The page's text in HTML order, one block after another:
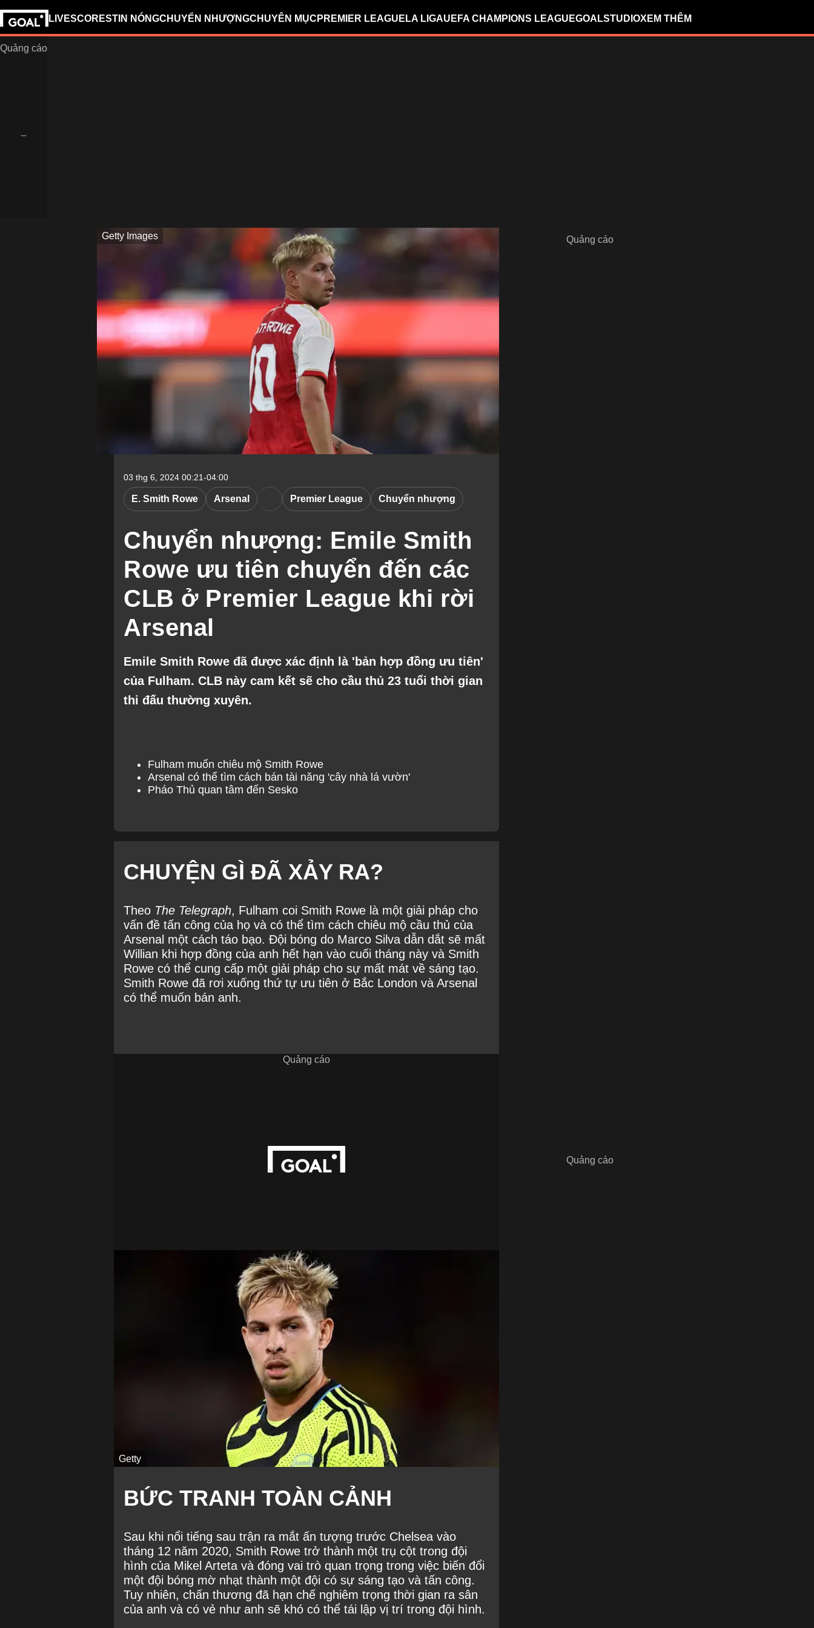
LIVESCORESTIN NÓNGCHUYỂN NHƯỢNGCHUYÊN MỤC PREMIER LEAGUE LA LIGAUEFA CHAMPIONS LEAGUEGOALSTUDIOXEM THÊM
Getty Images
03 thg 6, 2024 00:21-04:00
Chuyển nhượng: Emile Smith
Rowe ưu tiên chuyển đến các
CLB ở Premier League khi rời
Arsenal
E. Smith Rowe Arsenal Premier League Chuyển nhượng
Emile Smith Rowe đã được xác định là 'bản hợp đồng ưu tiên'
của Fulham. CLB này cam kết sẽ cho cầu thủ 23 tuổi thời gian
thi đấu thường xuyên.
Fulham muốn chiêu mộ Smith Rowe
Arsenal có thể tìm cách bán tài năng 'cây nhà lá vườn'
Pháo Thủ quan tâm đến Sesko
CHUYỆN GÌ ĐÃ XẢY RA?
Theo The Telegraph, Fulham coi Smith Rowe là một giải pháp cho
vấn đề tấn công của họ và có thể tìm cách chiêu mộ cầu thủ của
Arsenal một cách táo bạo. Đội bóng do Marco Silva dẫn dắt sẽ mất
Willian khi hợp đồng của anh hết hạn vào cuối tháng này và Smith
Rowe có thể cung cấp một giải pháp cho sự mất mát về sáng tạo.
Smith Rowe đã rơi xuống thứ tự ưu tiên ở Bắc London và Arsenal
có thể muốn bán anh.
Quảng cáo
Getty
BỨC TRANH TOÀN CẢNH
Sau khi nổi tiếng sau trận ra mắt ấn tượng trước Chelsea vào
tháng 12 năm 2020, Smith Rowe trở thành một trụ cột trong đội
hình của Mikel Arteta và đóng vai trò quan trọng trong việc biến đổi
một đội bóng mờ nhạt thành một đội có sự sáng tạo và tấn công.
Tuy nhiên, chấn thương đã hạn chế nghiêm trọng thời gian ra sân
của anh và có vẻ như anh sẽ khó có thể tái lập vị trí trong đội hình.